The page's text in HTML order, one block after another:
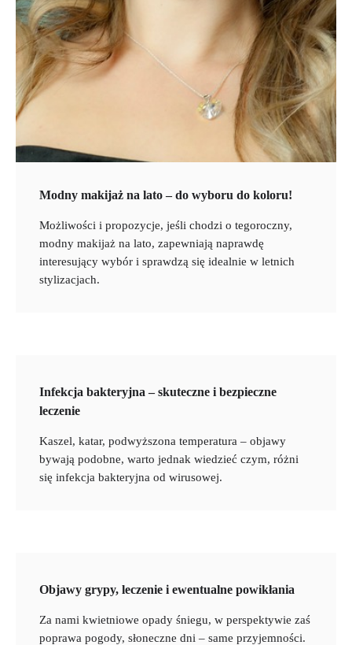
Modny makijaż na lato – do wyboru do koloru!
Możliwości i propozycje, jeśli chodzi o tegoroczny,
modny makijaż na lato, zapewniają naprawdę
interesujący wybór i sprawdzą się idealnie w letnich
stylizacjach.
Infekcja bakteryjna – skuteczne i bezpieczne
leczenie
Kaszel, katar, podwyższona temperatura – objawy
bywają podobne, warto jednak wiedzieć czym, różni
się infekcja bakteryjna od wirusowej.
Objawy grypy, leczenie i ewentualne powikłania
Za nami kwietniowe opady śniegu, w perspektywie zaś
poprawa pogody, słoneczne dni – same przyjemności.